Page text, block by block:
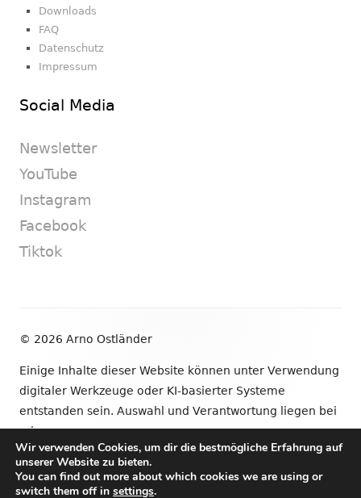
Downloads
FAQ
Datenschutz
Impressum
Social Media
Newsletter
YouTube
Instagram
Facebook
Tiktok
© 2026 Arno Ostländer
Einige Inhalte dieser Website können unter Verwendung
digitaler Werkzeuge oder KI-basierter Systeme
entstanden sein. Auswahl und Verantwortung liegen bei
mir.
•VerwendetTiny Framework
Wir verwenden Cookies, um dir die bestmögliche Erfahrung auf
unserer Website zu bieten.
You can find out more about which cookies we are using or
switch them off in settings.